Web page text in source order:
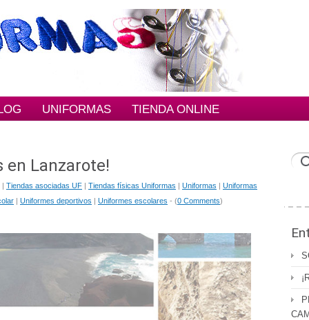
UNIFORMAS TIENDA ONLINE
en Lanzarote!
| Tiendas asociadas UF | Tiendas físicas Uniformas | Uniformas | Uniformas
| Uniformes deportivos | Uniformes escolares - (0 Comments)